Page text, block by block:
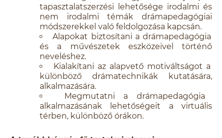
tapasztalatszerzési lehetősége irodalmi és
nem irodalmi témák drámapedagógiai
módszerekkel való feldolgozása kapcsán.
Alapokat biztosítani a drámapedagógia
és a művészetek eszközeivel történő
neveléshez.
Kialakítani az alapvető motiváltságot a
különböző drámatechnikák kutatására,
alkalmazására.
Megmutatni a drámapedagógia
alkalmazásának lehetőségeit a virtuális
térben, különböző órákon.